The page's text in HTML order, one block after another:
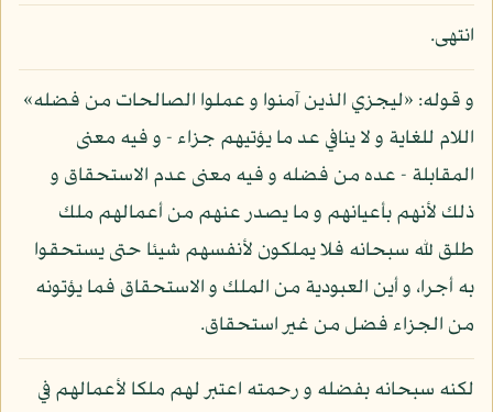
انتهى.
و قوله: «ليجزي الذين آمنوا و عملوا الصالحات من فضله»
اللام للغاية و لا ينافي عد ما يؤتيهم جزاء - و فيه معنى
المقابلة - عده من فضله و فيه معنى عدم الاستحقاق و
ذلك لأنهم بأعيانهم و ما يصدر عنهم من أعمالهم ملك
طلق لله سبحانه فلا يملكون لأنفسهم شيئا حتى يستحقوا
به أجرا، و أين العبودية من الملك و الاستحقاق فما يؤتونه
من الجزاء فضل من غير استحقاق.
لكنه سبحانه بفضله و رحمته اعتبر لهم ملكا لأعمالهم في